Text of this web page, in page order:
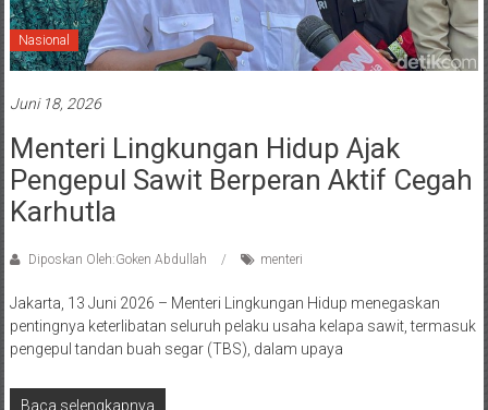
Nasional
Juni 18, 2026
Menteri Lingkungan Hidup Ajak
Pengepul Sawit Berperan Aktif Cegah
Karhutla
Diposkan Oleh:Goken Abdullah menteri
Jakarta, 13 Juni 2026 – Menteri Lingkungan Hidup menegaskan
pentingnya keterlibatan seluruh pelaku usaha kelapa sawit, termasuk
pengepul tandan buah segar (TBS), dalam upaya
Baca selengkapnya